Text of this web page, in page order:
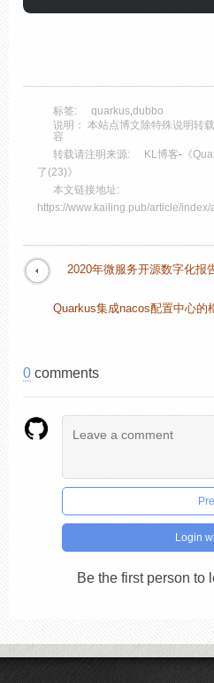
标签: quarkus,dubbo
说明： 本站点博文除特殊说明转
容
转载请注明来源:
KL博客- 《
了(23)》
本文链接地址:
https://www.kailing.pub/article/index/
2020年微服务开源数字化报
Quarkus集成nacos配置中心的
0 comments
Login
Be the first person to